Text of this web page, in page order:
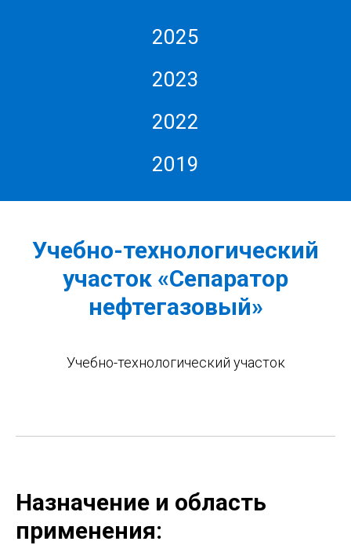
2025
2023
2022
2019
Учебно-технологический
участок «Сепаратор
нефтегазовый»
Учебно-технологический участок
Назначение и область
применения: